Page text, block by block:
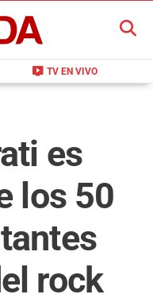
live_tv TV EN VIVO
BUSCAR
es
los 50
rock